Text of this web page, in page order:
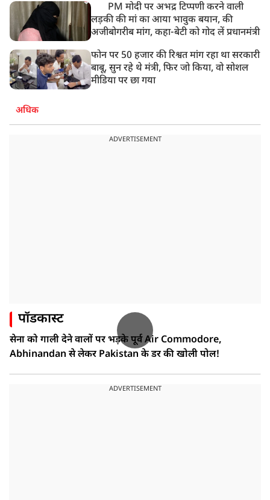
PM मोदी पर अभद्र टिप्पणी करने वाली
लड़की की मां का आया भावुक बयान, की
अजीबोगरीब मांग, कहा-बेटी को गोद लें प्रधानमंत्री
फोन पर 50 हजार की रिश्वत मांग रहा था सरकारी
बाबू, सुन रहे थे मंत्री, फिर जो किया, वो सोशल
मीडिया पर छा गया
अधिक
ADVERTISEMENT
पॉडकास्ट
सेना को गाली देने वालों पर भड़के पूर्व Air Commodore,
Abhinandan से लेकर Pakistan के डर की खोली पोल!
ADVERTISEMENT